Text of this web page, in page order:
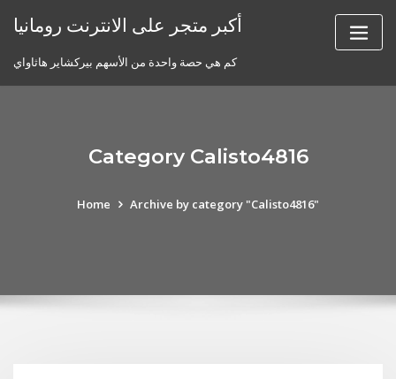
أكبر متجر على الانترنت رومانيا
كم هي حصة واحدة من الأسهم بيركشاير هاثاواي
Category Calisto4816
Home Archive by category "Calisto4816"